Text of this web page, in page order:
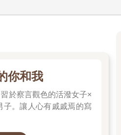
你和我
於察言觀色的活潑女子×
子。讓人心有戚戚焉的寫